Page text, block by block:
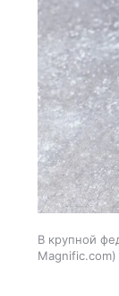
В крупной
Magnific.com